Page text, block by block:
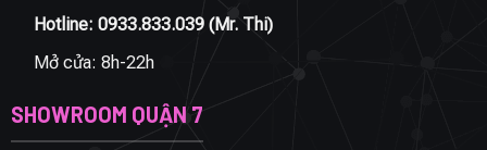
Hotline: 0933.833.039(Mr. Thi)
Mở cửa: 8h-22h
SHOWROOM QUẬN 7